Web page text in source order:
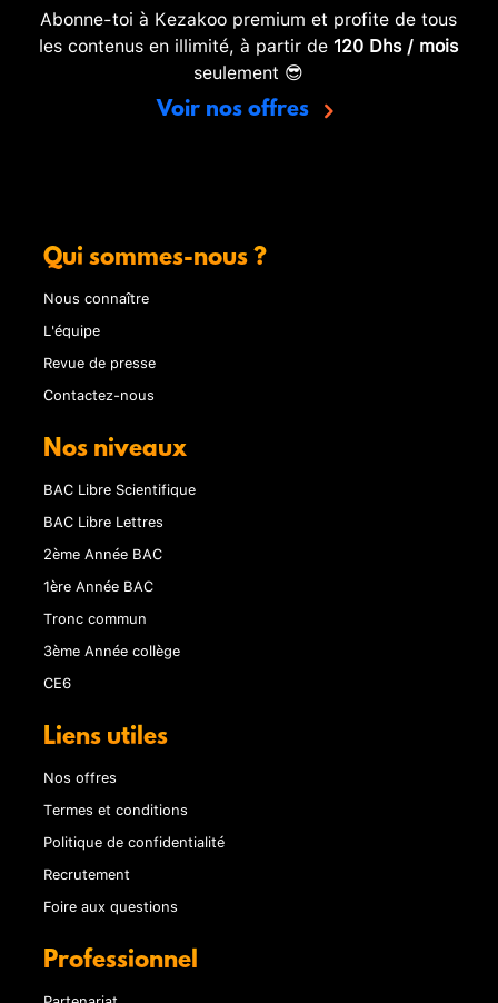
Abonne-toi à Kezakoo premium et profite de tous
les contenus en illimité, à partir de 120 Dhs / mois
seulement 😎
Voir nos offres
Qui sommes-nous ?
Nous connaître
L'équipe
Revue de presse
Contactez-nous
Nos niveaux
BAC Libre Scientifique
BAC Libre Lettres
2ème Année BAC
1ère Année BAC
Tronc commun
3ème Année collège
CE6
Liens utiles
Nos offres
Termes et conditions
Politique de confidentialité
Recrutement
Foire aux questions
Professionnel